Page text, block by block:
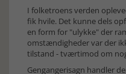
I folketroens verden
fik hvile. Det kunne dels
en form for "ulykke" der
omstændigheder var der
tilstand - tværtimod om
Gengangerisagn handler